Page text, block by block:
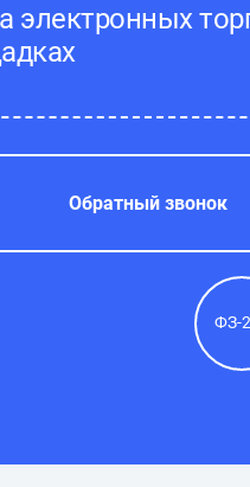
электронных
Обратный звонок
ФЗ-